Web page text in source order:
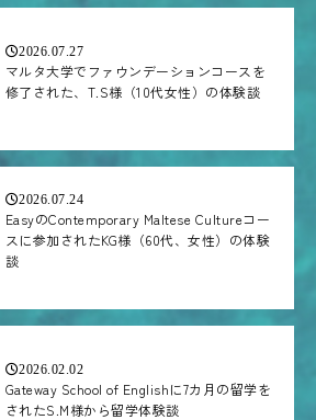
2026.07.27
マルタ大学でファウンデーションコースを
修了された、T.S様（10代女性）の体験談
2026.07.24
EasyのContemporary Maltese Cultureコー
スに参加されたKG様（60代、女性）の体験
談
2026.02.02
Gateway School of Englishに7カ月の留学を
されたS.M様から留学体験談